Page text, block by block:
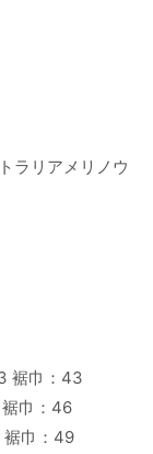
ラリアメリノウ
裾巾：43
巾：46
裾巾：49